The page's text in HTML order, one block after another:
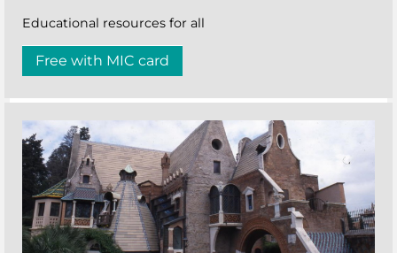
Educational resources for all
Free with MIC card